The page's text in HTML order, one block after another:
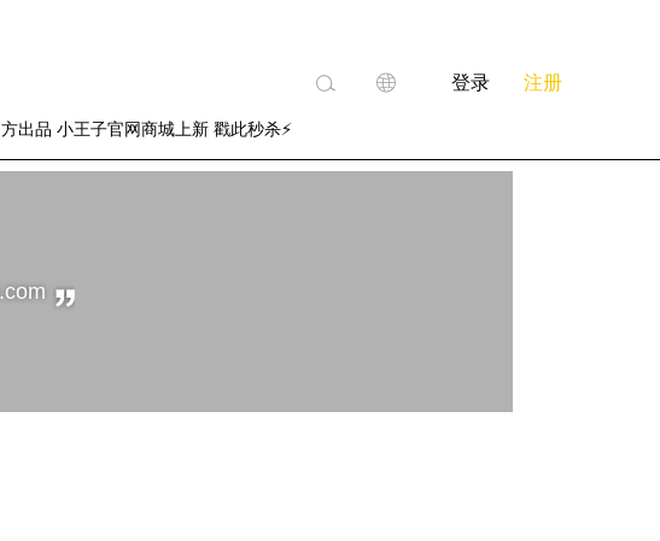
出品 小王子官网商城上新 戳此秒杀⚡
登录 注册